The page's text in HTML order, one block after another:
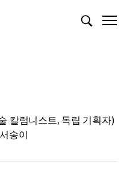
칼럼니스트, 독립 기획자)
서송이